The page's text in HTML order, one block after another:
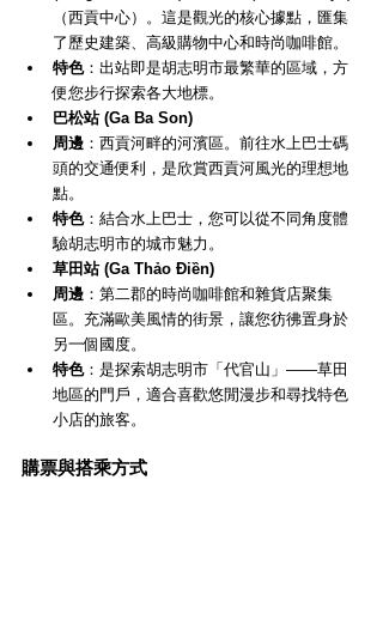
（西貢中心）。這是觀光的核心據點，匯集
了歷史建築、高級購物中心和時尚咖啡館。
特色：出站即是胡志明市最繁華的區域，方
便您步行探索各大地標。
巴松站 (Ga Ba Son)
周邊 ：西貢河畔的河濱區。前往水上巴士碼
頭的交通便利，是欣賞西貢河風光的理想地
點。
特色：結合水上巴士，您可以從不同角度體
驗胡志明市的城市魅力。
草田站 (Ga Thảo Điền)
周邊 ：第二郡的時尚咖啡館和雜貨店聚集
區。充滿歐美風情的街景，讓您彷彿置身於
另一個國度。
特色：是探索胡志明市「代官山」——草田
地區的門戶，適合喜歡悠閒漫步和尋找特色
小店的旅客。
購票與搭乘方式